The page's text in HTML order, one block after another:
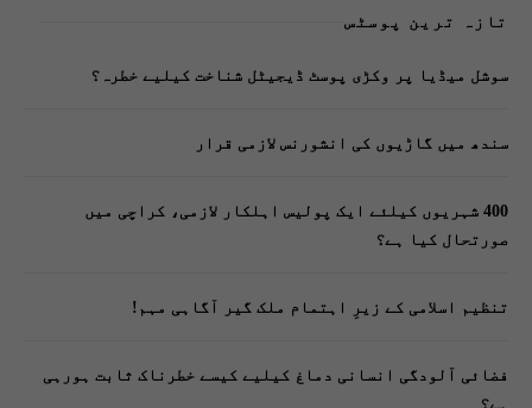
تازہ ترین پوسٹس
سوشل میڈیا پر وکڑی پوسٹ ڈیجیٹل شناخت کیلیے خطرہ؟
سندھ میں گاڑیوں کی انشورنس لازمی قرار
400 شہریوں کیلئے ایک پولیس اہلکار لازمی، کراچی میں
صورتحال کیا ہے؟
تنظیم اسلامی کے زیرِ اہتمام ملک گیر آگاہی مہم!
فضائی آلودگی انسانی دماغ کیلیے کیسے خطرناک ثابت ہورہی
ہے؟